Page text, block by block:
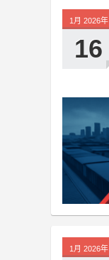
1月 2026年
16
1月 2026年